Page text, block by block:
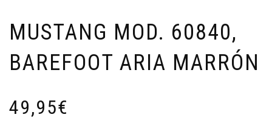
MUSTANG MOD. 60840,
BAREFOOT ARIA MARRÓN
49,95€